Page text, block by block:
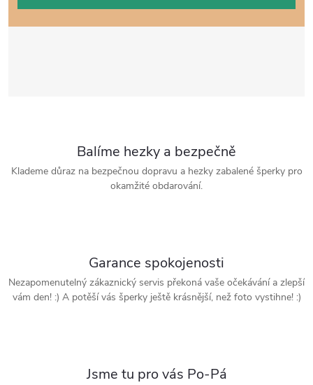
Balíme hezky a bezpečně
Klademe důraz na bezpečnou dopravu a hezky zabalené šperky pro
okamžité obdarování.
Garance spokojenosti
Nezapomenutelný zákaznický servis překoná vaše očekávání a zlepší
vám den! :) A potěší vás šperky ještě krásnější, než foto vystihne! :)
Jsme tu pro vás Po-Pá